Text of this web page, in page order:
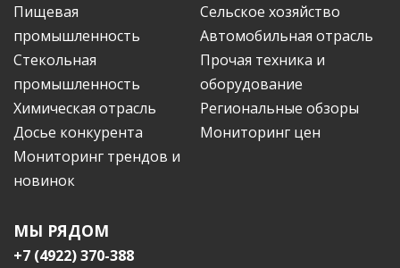
Пищевая
промышленность
Сельское хозяйство
Автомобильная отрасль
Стекольная
промышленность
Прочая техника и
оборудование
Химическая отрасль
Региональные обзоры
Досье конкурента
Мониторинг цен
Мониторинг трендов и
новинок
МЫ РЯДОМ
+7 (4922) 370-388